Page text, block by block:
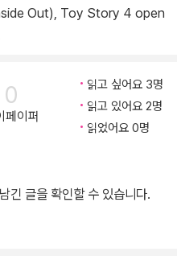
Out), Toy Story 4 open
0
페이퍼
읽고 싶어요 3명
읽고 있어요 2명
읽었어요 0명
긴 글을 확인할 수 있습니다.